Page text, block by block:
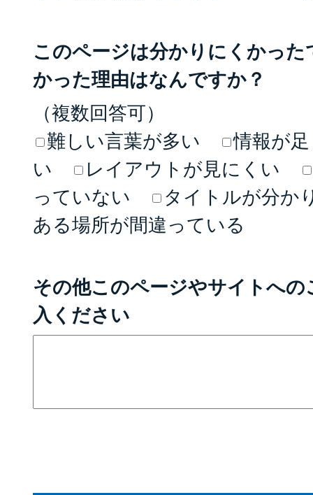
このページは分かりにくかっ
かった理由はなんですか？
（複数回答可）
難しい言葉が多い
情報が
い
レイアウトが見にくい
っていない
タイトルが分か
ある場所が間違っている
その他このページやサイトへ
入ください